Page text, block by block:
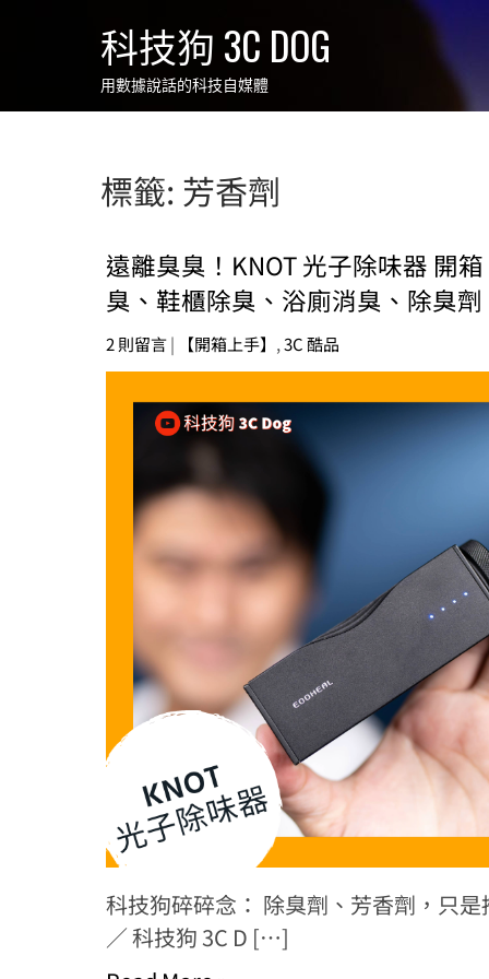
科技狗 3C DOG
用數據說話的科技自媒體
標籤: 芳香劑
遠離臭臭！KNOT 光子除味器 開
臭、鞋櫃除臭、浴廁消臭、除臭
2 則留言| 【開箱上手】 ,3C 酷品
科技狗碎碎念： 除臭劑、芳香劑，只
／ 科技狗 3C D […]